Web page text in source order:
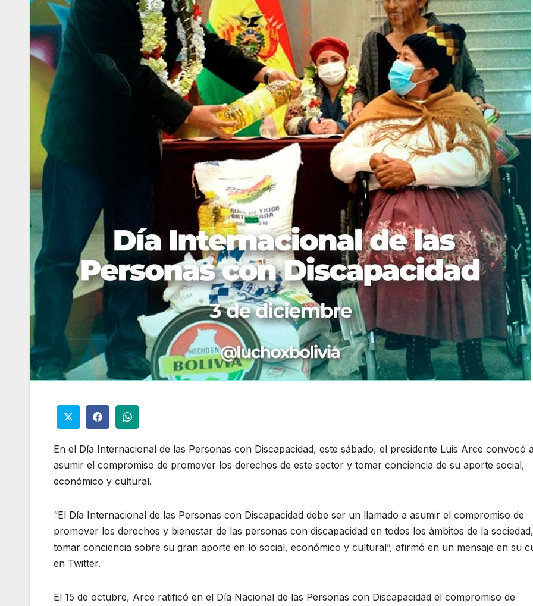
En el Día Internacional de las Personas con Discapacidad, este sábado, el presidente Luis Arce convocó
asumir el compromiso de promover los derechos de este sector y tomar conciencia de su aporte social,
económico y cultural.
“El Día Internacional de las Personas con Discapacidad debe ser un llamado a asumir el compromiso de
promover los derechos y bienestar de las personas con discapacidad en todos los ámbitos de la
tomar conciencia sobre su gran aporte en lo social, económico y cultural”, afirmó en un mensaje en su
en Twitter.
El 15 de octubre, Arce ratificó en el Día Nacional de las Personas con Discapacidad el compromiso de